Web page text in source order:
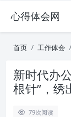
心得体会网
首页 工作体会
新时代办
根针”，绣
79次阅读